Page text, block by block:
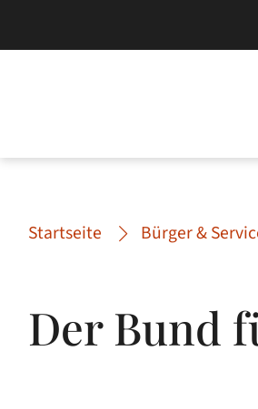
Startseite Bürger &
Der Bund